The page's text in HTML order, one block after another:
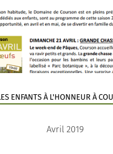
LES ENFANTS À L'HONNEUR À
Avril 2019